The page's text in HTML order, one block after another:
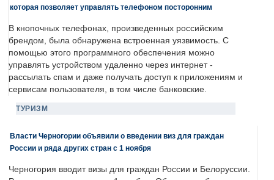
которая позволяет управлять телефоном посторонним
В кнопочных телефонах, произведенных российским
брендом, была обнаружена встроенная уязвимость. С
помощью этого программного обеспечения можно
управлять устройством удаленно через интернет -
рассылать спам и даже получать доступ к приложениям и
сервисам пользователя, в том числе банковские.
ТУРИЗМ
Власти Черногории объявили о введении виз для граждан
России и ряда других стран с 1 ноября
Черногория вводит визы для граждан России и Белоруссии.